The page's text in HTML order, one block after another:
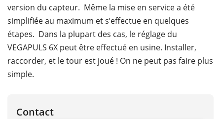
version du capteur. Même la mise en service a été
simplifiée au maximum et s’effectue en quelques
étapes. Dans la plupart des cas, le réglage du
VEGAPULS 6X peut être effectué en usine. Installer,
raccorder, et le tour est joué ! On ne peut pas faire plus
simple.
Contact